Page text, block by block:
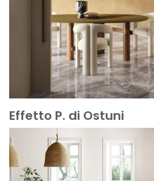
Effetto P. di Ostuni